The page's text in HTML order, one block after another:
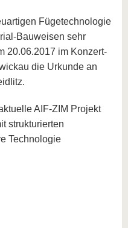
Fügetechnologie
Bauweisen sehr
20.06.2017 im Konzert-
die Urkunde an
AIF-ZIM Projekt
strukturierten
Technologie